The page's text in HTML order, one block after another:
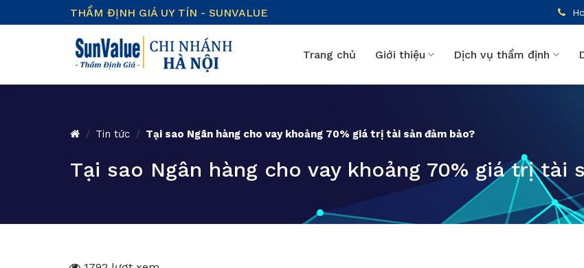
to
THẨM ĐỊNH GIÁ UY TÍN - SUNVALUE
Trang chủ Giới thiệu Dịch vụ thẩm định
/ Tin tức / Tại sao Ngân hàng cho vay khoảng 70% giá trị tài sản đảm bảo?
Tại sao Ngân hàng cho vay khoảng 70% giá trị tài